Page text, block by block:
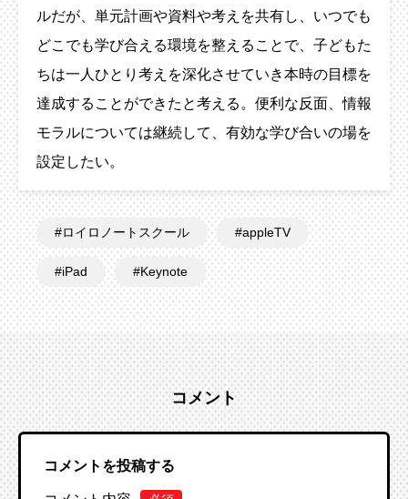
ルだが、単元計画や資料や考えを共有し、いつでも
どこでも学び合える環境を整えることで、子どもた
ちは一人ひとり考えを深化させていき本時の目標を
達成することができたと考える。便利な反面、情報
モラルについては継続して、有効な学び合いの場を
設定したい。
ロイロノートスクール appleTV
iPad Keynote
コメント
コメントを投稿する